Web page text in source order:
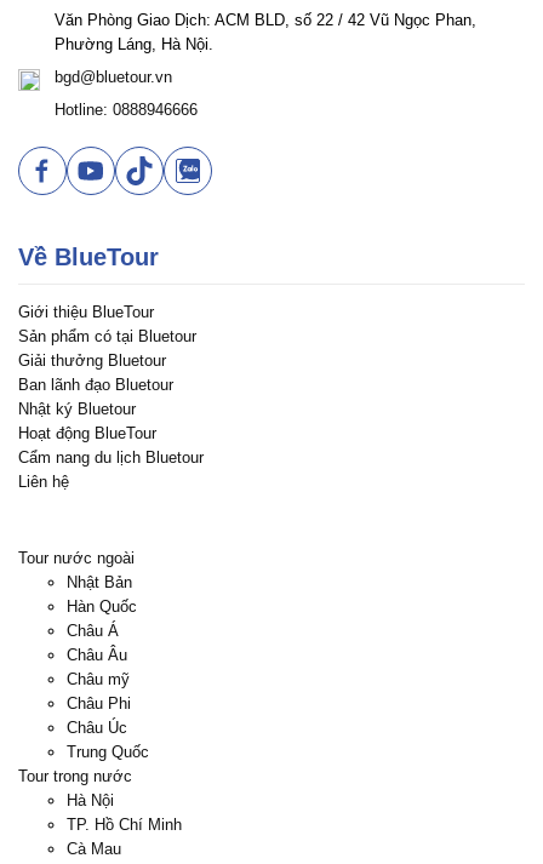
Văn Phòng Giao Dịch: ACM BLD, số 22 / 42 Vũ Ngọc Phan,
Phường Láng, Hà Nội.
bgd@bluetour.vn
Hotline: 0888946666
Về BlueTour
Giới thiệu BlueTour
Sản phẩm có tại Bluetour
Giải thưởng Bluetour
Ban lãnh đạo Bluetour
Nhật ký Bluetour
Hoạt động BlueTour
Cẩm nang du lịch Bluetour
Liên hệ
Tour nước ngoài
Nhật Bản
Hàn Quốc
Châu Á
Châu Âu
Châu mỹ
Châu Phi
Châu Úc
Trung Quốc
Tour trong nước
Hà Nội
TP. Hồ Chí Minh
Cà Mau